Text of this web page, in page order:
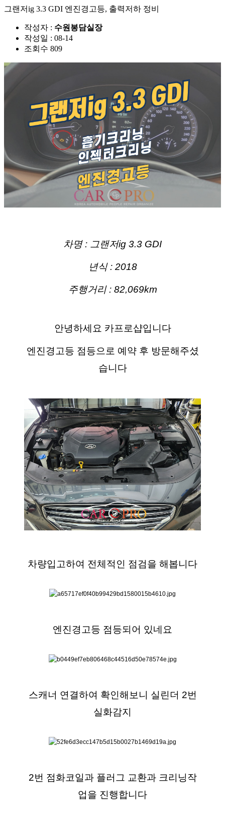
그랜저ig 3.3 GDI 엔진경고등, 출력저하 정비
작성자 : 수원봉담실장
작성일 : 08-14
조회수 809
차명 : 그랜저ig 3.3 GDI
년식 : 2018
주행거리 : 82,069km
안녕하세요 카프로샵입니다
엔진경고등 점등으로 예약 후 방문해주셨
습니다
차량입고하여 전체적인 점검을 해봅니다
엔진경고등 점등되어 있네요
스캐너 연결하여 확인해보니 실린더 2번
실화감지
2번 점화코일과 플러그 교환과 크리닝작
업을 진행합니다